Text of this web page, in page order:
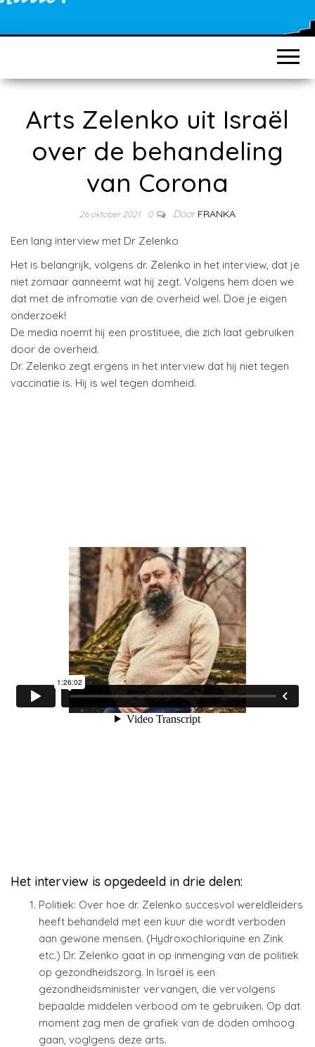
Arts Zelenko uit Israël
over de behandeling
van Corona
26 oktober 2021 0 Door FRANKA
Een lang interview met Dr Zelenko
Het is belangrijk, volgens dr. Zelenko in het interview, dat je
niet zomaar aanneemt wat hij zegt. Volgens hem doen we
dat met de infromatie van de overheid wel. Doe je eigen
onderzoek!
De media noemt hij een prostituee, die zich laat gebruiken
door de overheid.
Dr. Zelenko zegt ergens in het interview dat hij niet tegen
vaccinatie is. Hij is wel tegen domheid.
Het interview is opgedeeld in drie delen:
Politiek: Over hoe dr. Zelenko succesvol wereldleiders
heeft behandeld met een kuur die wordt verboden
aan gewone mensen. (Hydroxochloriquine en Zink
etc.) Dr. Zelenko gaat in op inmenging van de politiek
op gezondheidszorg. In Israël is een
gezondheidsminister vervangen, die vervolgens
bepaalde middelen verbood om te gebruiken. Op dat
moment zag men de grafiek van de doden omhoog
gaan, voglgens deze arts.